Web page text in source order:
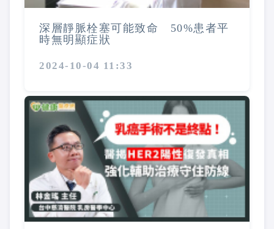
深層靜脈栓塞可能致命 50%患者平
時無明顯症狀
2024-10-04 11:33